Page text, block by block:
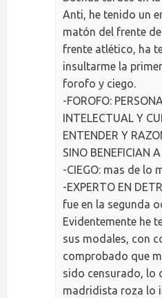
Anti, he tenido un
matón del frente
frente atlético, ha
insultarme la
forofo y ciego.
-FOROFO:
INTELECTUAL Y
ENTENDER Y
SINO BENEFICIAN
-CIEGO: mas de lo
-EXPERTO EN
fue en la segunda
Evidentemente he
sus modales, con
comprobado que
sido censurado, lo
madridista roza lo